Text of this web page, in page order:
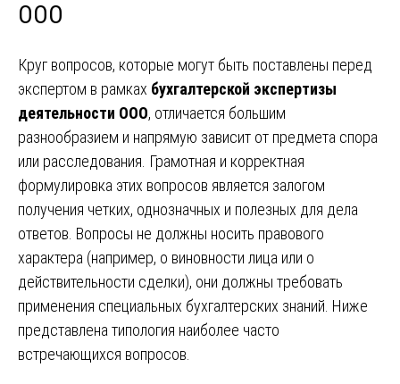
ООО
Круг вопросов, которые могут быть поставлены перед
экспертом в рамках бухгалтерской экспертизы
деятельности ООО, отличается большим
разнообразием и напрямую зависит от предмета спора
или расследования. Грамотная и корректная
формулировка этих вопросов является залогом
получения четких, однозначных и полезных для дела
ответов. Вопросы не должны носить правового
характера (например, о виновности лица или о
действительности сделки), они должны требовать
применения специальных бухгалтерских знаний. Ниже
представлена типология наиболее часто
встречающихся вопросов.